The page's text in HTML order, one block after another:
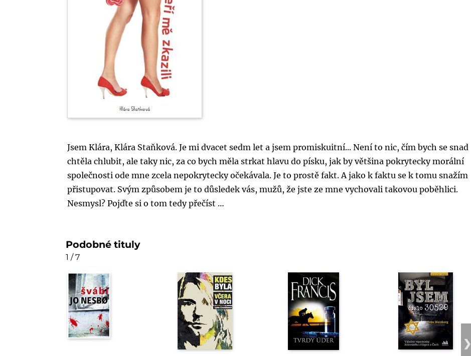
Jsem Klára, Klára Staňková. Je mi dvacet sedm let a jsem promiskuitní... Není to nic, čím bych se snad
chtěla chlubit, ale taky nic, za co bych měla strkat hlavu do písku, jak by většina pokrytecky morální
společnosti ode mne zcela nepokrytecky očekávala. Je to prostě fakt. A jako k faktu se k tomu snažím
přistupovat. Svým způsobem je to důsledek vás, mužů, že jste ze mne vychovali takovou poběhlici.
Nesmysl? Pojďte si o tom tedy přečíst …
Podobné tituly
1 / 7
❯